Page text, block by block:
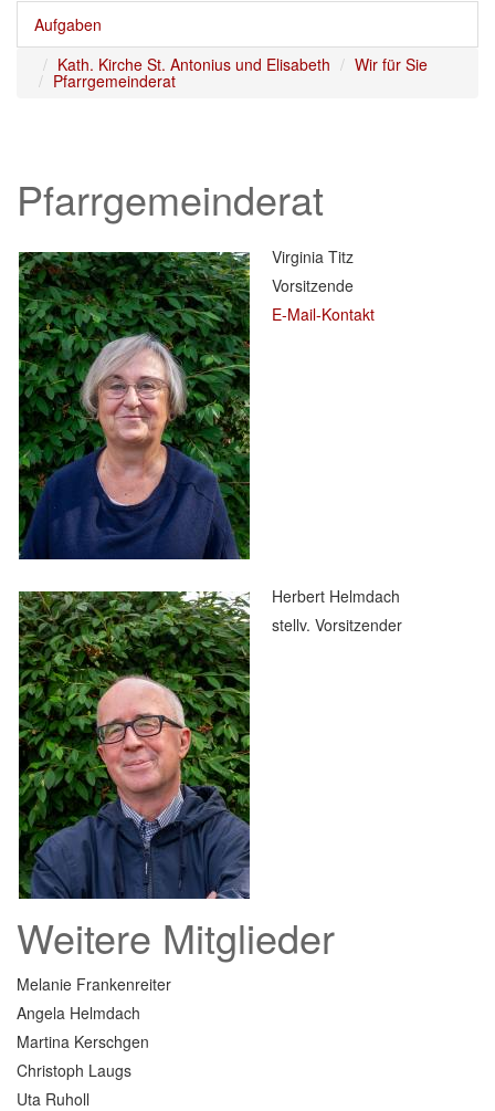
Aufgaben
Kath. Kirche St. Antonius und Elisabeth
Wir für Sie
Pfarrgemeinderat
Pfarrgemeinderat
Virginia Titz
Vorsitzende
E-Mail-Kontakt
Herbert Helmdach
stellv. Vorsitzender
Weitere Mitglieder
Melanie Frankenreiter
Angela Helmdach
Martina Kerschgen
Christoph Laugs
Uta Ruholl